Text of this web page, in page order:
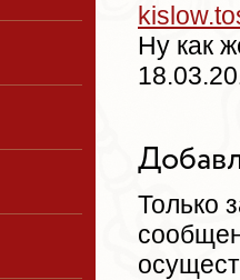
Ну как
Только